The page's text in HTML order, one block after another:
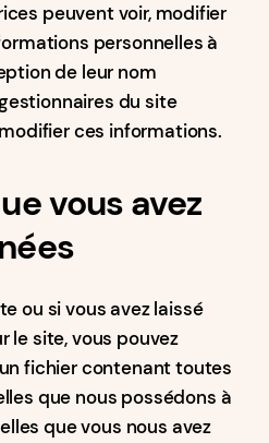
peuvent voir, modifier
personnelles à
de leur nom
du site
ces informations.
vous avez
ou si vous avez laissé
le site, vous pouvez
fichier contenant toutes
que nous possédons à
que vous nous avez